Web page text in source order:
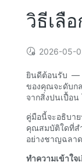
วิธีเลื
2026-05-
ยินดีต้อนรับ —
ของคุณจะดับก
จากสิ่งปนเปื้อ
คู่มือนี้จะอธิบา
คุณสมบัติใดที่ส
อย่างชาญฉลา
ทำความเข้าใจ